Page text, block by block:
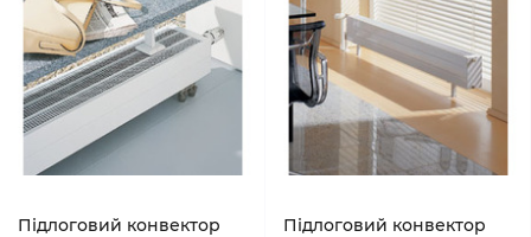
Підлоговий конвектор
Підлоговий конвектор